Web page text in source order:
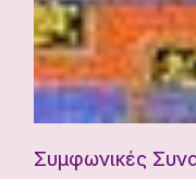
Συμφωνικές